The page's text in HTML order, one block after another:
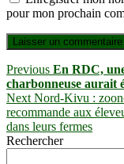
pour mon prochain
Navigation
de
l’article
Previous Previous
post:
En RDC,
charbonneuse aurait
Next Next
post:
Nord-Kivu :
recommande aux
dans leurs fermes
Rechercher